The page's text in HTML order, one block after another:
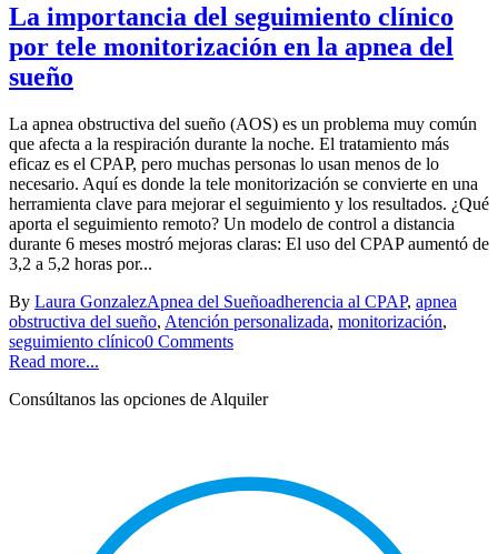
La importancia del seguimiento clínico
por tele monitorización en la apnea del
sueño
La apnea obstructiva del sueño (AOS) es un problema muy común
que afecta a la respiración durante la noche. El tratamiento más
eficaz es el CPAP, pero muchas personas lo usan menos de lo
necesario. Aquí es donde la tele monitorización se convierte en una
herramienta clave para mejorar el seguimiento y los resultados. ¿Qué
aporta el seguimiento remoto? Un modelo de control a distancia
durante 6 meses mostró mejoras claras: El uso del CPAP aumentó de
3,2 a 5,2 horas por...
By Laura GonzalezApnea del Sueñoadherencia al CPAP, apnea
obstructiva del sueño, Atención personalizada, monitorización,
seguimiento clínico0 Comments
Read more...
Consúltanos las opciones de Alquiler